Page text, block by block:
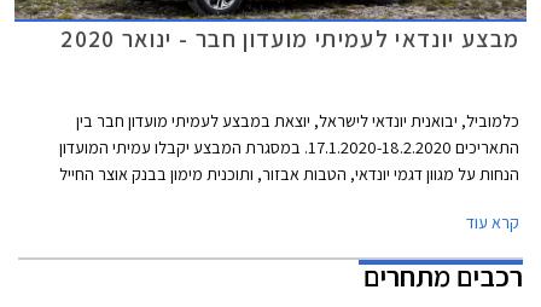
מבצע יונדאי לעמיתי מועדון חבר - ינואר 2020
כלמוביל, יבואנית יונדאי לישראל, יוצאת במבצע לעמיתי מועדון חבר בין
התאריכים 17.1.2020-18.2.2020. במסגרת המבצע יקבלו עמיתי המועדון
הנחות על מגוון דגמי יונדאי, הטבות אבזור, ותוכנית מימון בבנק אוצר החייל
תכנית המימון חבר ליס. המבצע ייערך בכל אולמות התצוגה של יונדאי ברחבי
הארץ.
קרא עוד
רכבים מתחרים